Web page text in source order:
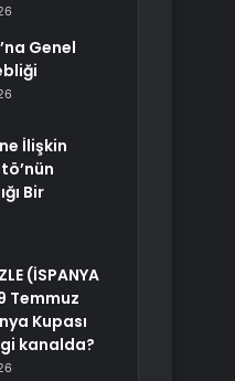
Genel
İlişkin
Bir
(İSPANYA
Temmuz
Kupası
kanalda?